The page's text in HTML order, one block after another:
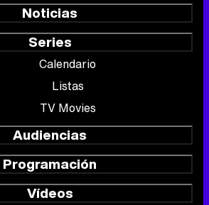
Noticias
Series
Calendario
Listas
TV Movies
Audiencias
Programación
Vídeos